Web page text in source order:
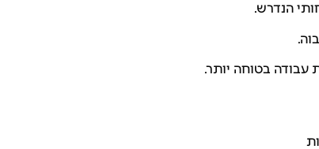
הנדרש.
עבודה בטוחה יותר.